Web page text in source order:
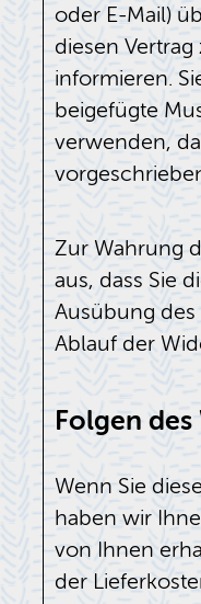
oder E-Mail)
diesen
informieren.
beigefügte
verwenden,
Zur Wahrung
aus, dass Sie
Ausübung
Ablauf der
Folgen
Wenn Sie
haben wir
von Ihnen
der